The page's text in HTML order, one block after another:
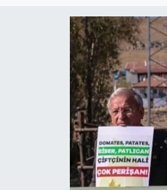
Magazin
Etkinlikler